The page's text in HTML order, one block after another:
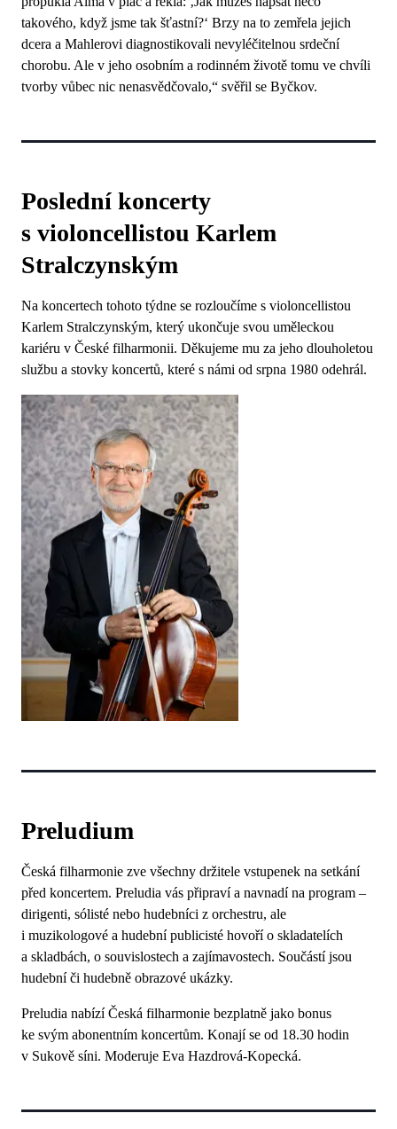
takového, když jsme tak šťastní?‘ Brzy na to zemřela jejich
dcera a Mahlerovi diagnostikovali nevyléčitelnou srdeční
chorobu. Ale v jeho osobním a rodinném životě tomu ve chvíli
tvorby vůbec nic nenasvědčovalo,“ svěřil se Byčkov.
Poslední koncerty
s violoncellistou Karlem
Stralczynským
Na koncertech tohoto týdne se rozloučíme s violoncellistou
Karlem Stralczynským, který ukončuje svou uměleckou
kariéru v České filharmonii. Děkujeme mu za jeho dlouholetou
službu a stovky koncertů, které s námi od srpna 1980 odehrál.
Preludium
Česká filharmonie zve všechny držitele vstupenek na setkání
před koncertem. Preludia vás připraví a navnadí na program –
dirigenti, sólisté nebo hudebníci z orchestru, ale
i muzikologové a hudební publicisté hovoří o skladatelích
a skladbách, o souvislostech a zajímavostech. Součástí jsou
hudební či hudebně obrazové ukázky.
Preludia nabízí Česká filharmonie bezplatně jako bonus
ke svým abonentním koncertům. Konají se od 18.30 hodin
v Sukově síni. Moderuje Eva Hazdrová-Kopecká.